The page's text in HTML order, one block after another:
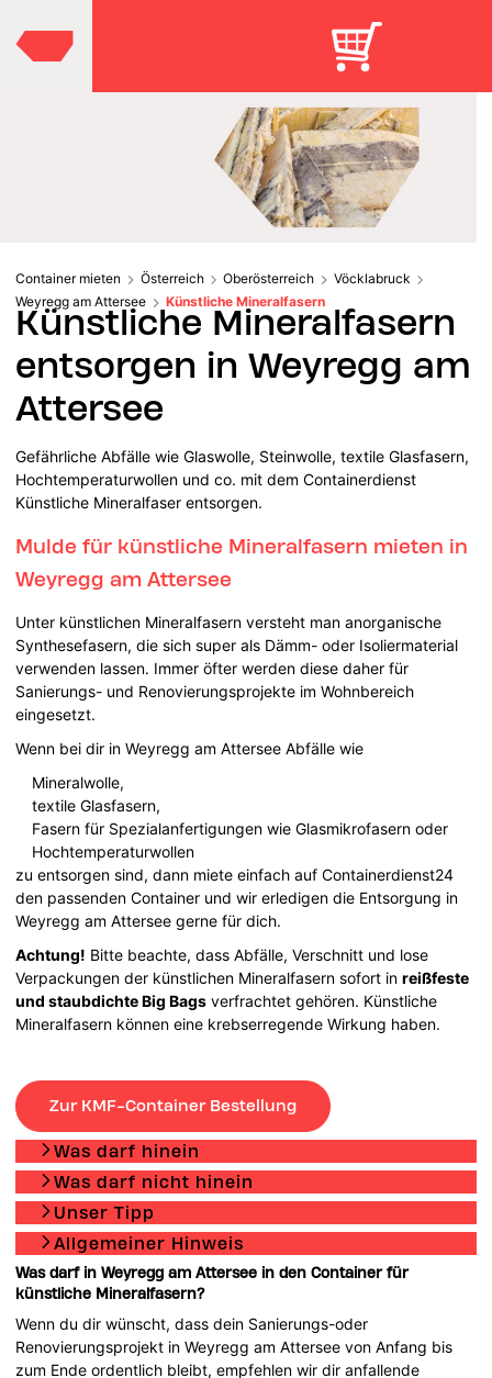
Container mieten Österreich Oberösterreich
Vöcklabruck
Weyregg am Attersee
Künstliche Mineralfasern
Künstliche Mineralfasern
entsorgen in Weyregg am
Attersee
Gefährliche Abfälle wie Glaswolle, Steinwolle, textile Glasfasern,
Hochtemperaturwollen und co. mit dem Containerdienst
Künstliche Mineralfaser entsorgen.
Mulde für künstliche Mineralfasern mieten in
Weyregg am Attersee
Unter künstlichen Mineralfasern versteht man anorganische
Synthesefasern, die sich super als Dämm- oder Isoliermaterial
verwenden lassen. Immer öfter werden diese daher für
Sanierungs- und Renovierungsprojekte im Wohnbereich
eingesetzt.
Wenn bei dir in Weyregg am Attersee Abfälle wie
Mineralwolle,
textile Glasfasern,
Fasern für Spezialanfertigungen wie Glasmikrofasern oder
Hochtemperaturwollen
zu entsorgen sind, dann miete einfach auf Containerdienst24
den passenden Container und wir erledigen die Entsorgung in
Weyregg am Attersee gerne für dich.
Achtung! Bitte beachte, dass Abfälle, Verschnitt und lose
Verpackungen der künstlichen Mineralfasern sofort inreißfeste
und staubdichte Big Bags verfrachtet gehören. Künstliche
Mineralfasern können eine krebserregende Wirkung haben.
Zur KMF-Container Bestellung
Was darf hinein
Was darf nicht hinein
Unser Tipp
Allgemeiner Hinweis
Was darf in Weyregg am Attersee in den Container für
künstliche Mineralfasern?
Wenn du dir wünscht, dass dein Sanierungs-oder
Renovierungsprojekt in Weyregg am Attersee von Anfang bis
zum Ende ordentlich bleibt, empfehlen wir dir anfallende